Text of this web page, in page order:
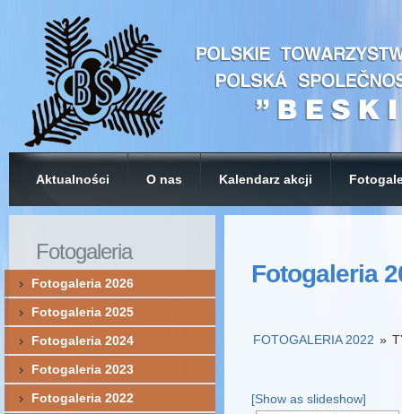
Aktualności O nas Kalendarz akcji
Fotogaleria
FOTOGALERIA 2022 »
[Show as slideshow]
Fotogaleria
Fotogaleria 2026
Fotogaleria 2025
Fotogaleria 2024
Fotogaleria 2023
Fotogaleria 2022